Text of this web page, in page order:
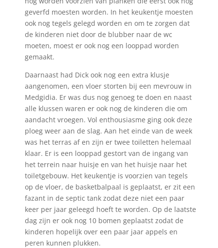
geverfd moesten worden. In het keukentje moesten
ook nog tegels gelegd worden en om te zorgen dat
de kinderen niet door de blubber naar de wc
moeten, moest er ook nog een looppad worden
gemaakt.
Daarnaast had Dick ook nog een extra klusje
aangenomen, een vloer storten bij een mevrouw in
Medgidia. Er was dus nog genoeg te doen en naast
alle klussen waren er ook nog de kinderen die om
aandacht vroegen. Vol enthousiasme ging ook deze
ploeg weer aan de slag. Aan het einde van de week
was het terras af en zijn er twee toiletten helemaal
klaar. Er is een looppad gestort van de ingang van
het terrein naar huisje en van het huisje naar het
toiletgebouw. Het keukentje is voorzien van tegels
op de vloer, de basketbalpaal is geplaatst, er zit een
fazant in de septic tank zodat deze niet een paar
keer per jaar geleegd hoeft te worden. Op de laatste
dag zijn er ook nog 10 bomen geplaatst zodat de
kinderen hopelijk over een paar jaar appels en
peren kunnen plukken.